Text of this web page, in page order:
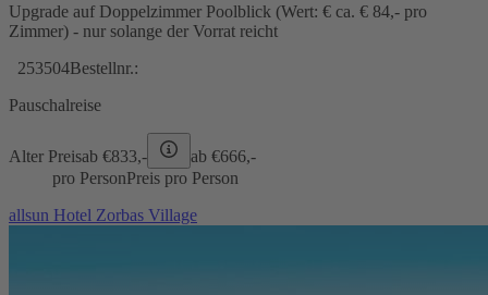
Upgrade auf Doppelzimmer Poolblick (Wert: € ca. € 84,- pro
Zimmer) - nur solange der Vorrat reicht
253504Bestellnr.:
Pauschalreise
Alter Preisab €833,- ab €666,-
pro PersonPreis pro Person
allsun Hotel Zorbas Village